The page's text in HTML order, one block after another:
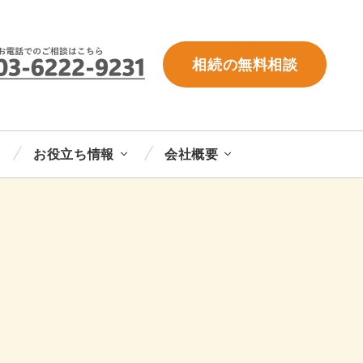
相続の無料相談
お役立ち情報 会社概要